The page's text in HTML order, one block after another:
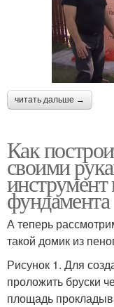
читать дальше →
Как
своими
инструмент
фундамента
А теперь
такой домик из
Рисунок 1. Для
проложить бруски
площадь